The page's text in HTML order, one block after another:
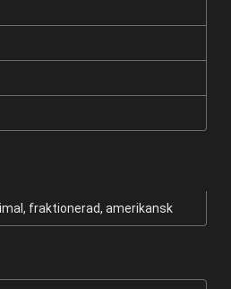
fraktionerad, amerikansk